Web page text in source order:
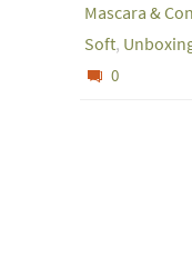
Mascara &
Soft,
0